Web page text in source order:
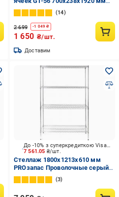
Дуб Сонома
14
2 699 -1 049 ₴
1 650 ₴/шт.
Доставим
7 561.05 ₴/шт.
До -10% з суперкредиткою Visa Вигода
Стеллаж 1800x1213x610 мм
PROзапас Проволочные серый
металл полки 4 шт.
хромированный
3